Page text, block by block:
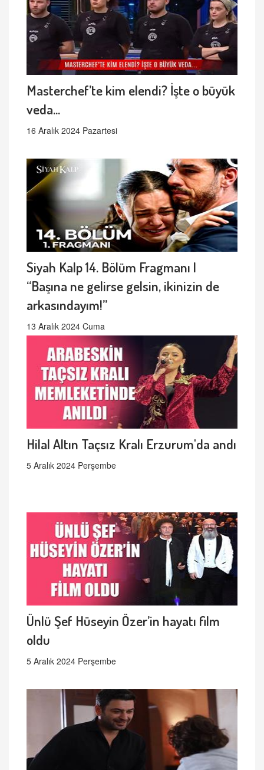
Masterchef’te kim elendi? İşte o büyük
veda...
16 Aralık 2024 Pazartesi
Siyah Kalp 14. Bölüm Fragmanı |
“Başına ne gelirse gelsin, ikinizin de
arkasındayım!”
13 Aralık 2024 Cuma
Hilal Altın Taçsız Kralı Erzurum'da andı
5 Aralık 2024 Perşembe
Ünlü Şef Hüseyin Özer’in hayatı film
oldu
5 Aralık 2024 Perşembe